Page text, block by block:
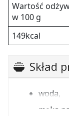
Wartość
w 100 g
149kcal
Skład
woda,
mąka